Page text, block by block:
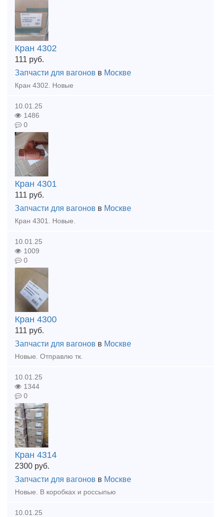
Кран 4302
111 руб.
Запчасти для вагонов в Москве
Кран 4302. Новые
10.01.25
1486
0
Кран 4301
111 руб.
Запчасти для вагонов в Москве
Кран 4301. Новые.
10.01.25
1009
0
Кран 4300
111 руб.
Запчасти для вагонов в Москве
Новые. Отправлю тк.
10.01.25
1344
0
Кран 4314
2300 руб.
Запчасти для вагонов в Москве
Новые. В коробках и россыпью
10.01.25